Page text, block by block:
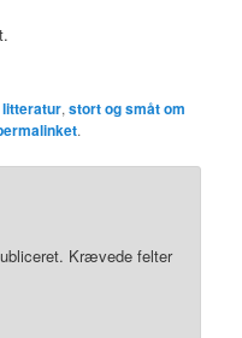
litteratur,stort og småt om
.
Krævede felter